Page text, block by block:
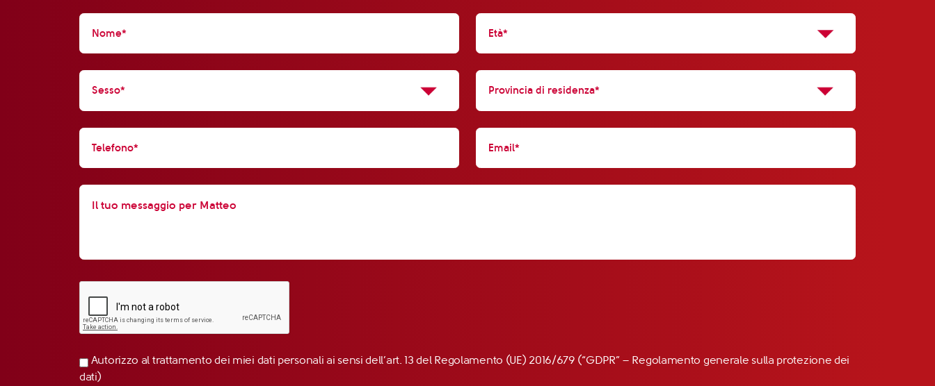
Autorizzo al trattamento dei miei dati personali ai sensi dell’art. 13 del Regolamento (UE) 2016/679 (“GDPR” – Regolamento generale sulla protezione dei
dati)